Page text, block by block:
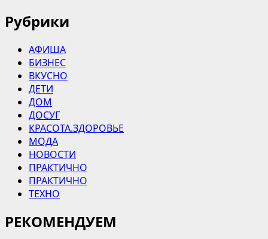
Рубрики
АФИША
БИЗНЕС
ВКУСНО
ДЕТИ
ДОМ
ДОСУГ
КРАСОТА.ЗДОРОВЬЕ
МОДА
НОВОСТИ
ПРАКТИЧНО
ПРАКТИЧНО
ТЕХНО
РЕКОМЕНДУЕМ